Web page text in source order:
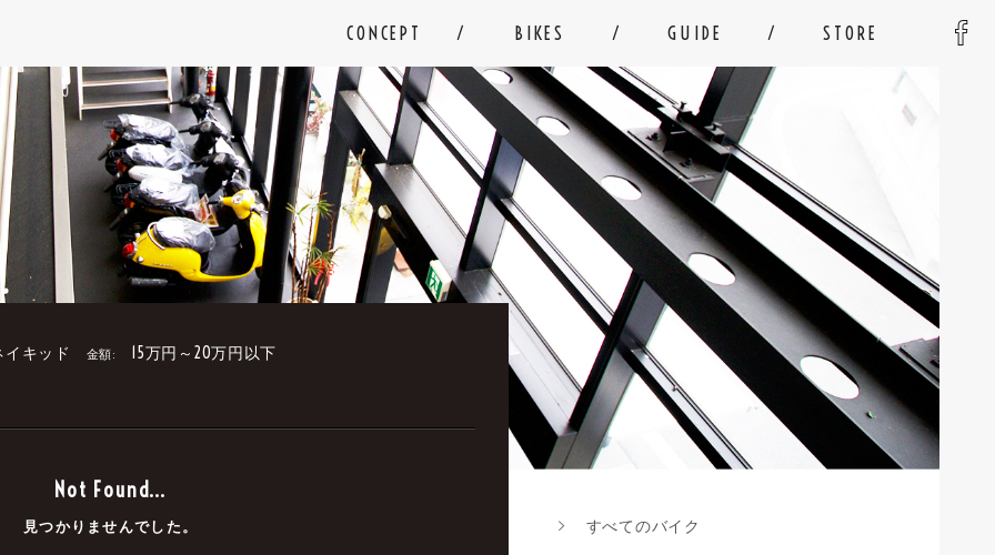
CONCEPT BIKES GUIDE STORE
イキッド 金額: 15万円～20万円以下
Not Found...
見つかりませんでした。 すべてのバイク
中古車